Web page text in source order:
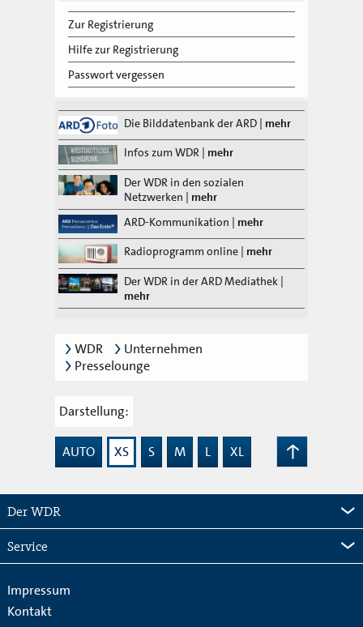
Zur Registrierung
Hilfe zur Registrierung
Passwort vergessen
Die Bilddatenbank der ARD | mehr
Infos zum WDR | mehr
Der WDR in den sozialen
Netzwerken | mehr
ARD-Kommunikation | mehr
Radioprogramm online mehr
Der WDR in der ARD Mediathek |
mehr
WDR
Unternehmen
Presselounge
Darstellung:
AUTO XS S M L
XL
Der WDR
Service
Impressum
Kontakt